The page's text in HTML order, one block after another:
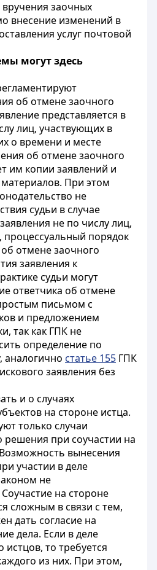
вручения заочных
внесение изменений в
услуг почтовой
могут здесь
об отмене заочного
представляется в
лиц, участвующих в
о времени и месте
об отмене заочного
им копии заявлений и
При этом
не
судьи в случае
не по числу лиц,
процессуальный порядок
отмене заочного
заявления к
судьи могут
ответчика об отмене
письмом с
и предложением
так как ГПК не
определение по
аналогично статье 155 ГПК
заявления без
и о случаях
на стороне истца.
только случаи
решения при соучастии на
вынесения
участии в деле
не
на стороне
сложным в связи с тем,
дать согласие на
дела. Если в деле
истцов, то требуется
из них. При этом,